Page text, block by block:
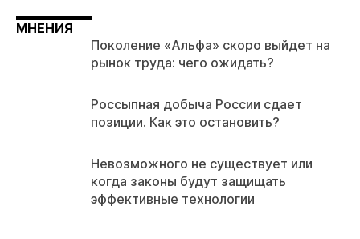
МНЕНИЯ
Поколение «Альфа» скоро выйдет на
рынок труда: чего ожидать?
Россыпная добыча России сдает
позиции. Как это остановить?
Невозможного не существует или
когда законы будут защищать
эффективные технологии